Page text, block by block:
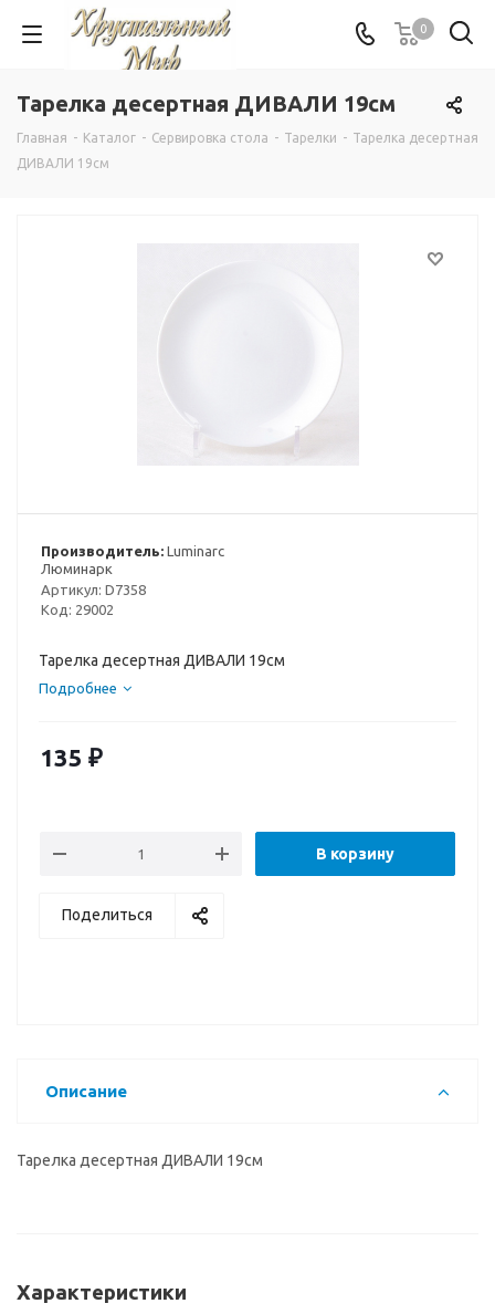
0
Тарелка десертная ДИВАЛИ 19см
Главная - Каталог - Сервировка стола - Тарелки - Тарелка десертная
ДИВАЛИ 19см
Производитель: Luminarc
Люминарк
Артикул: D7358
Код: 29002
Тарелка десертная ДИВАЛИ 19см
Подробнее
135 ₽
В корзину
Поделиться
Описание
Тарелка десертная ДИВАЛИ 19см
Характеристики